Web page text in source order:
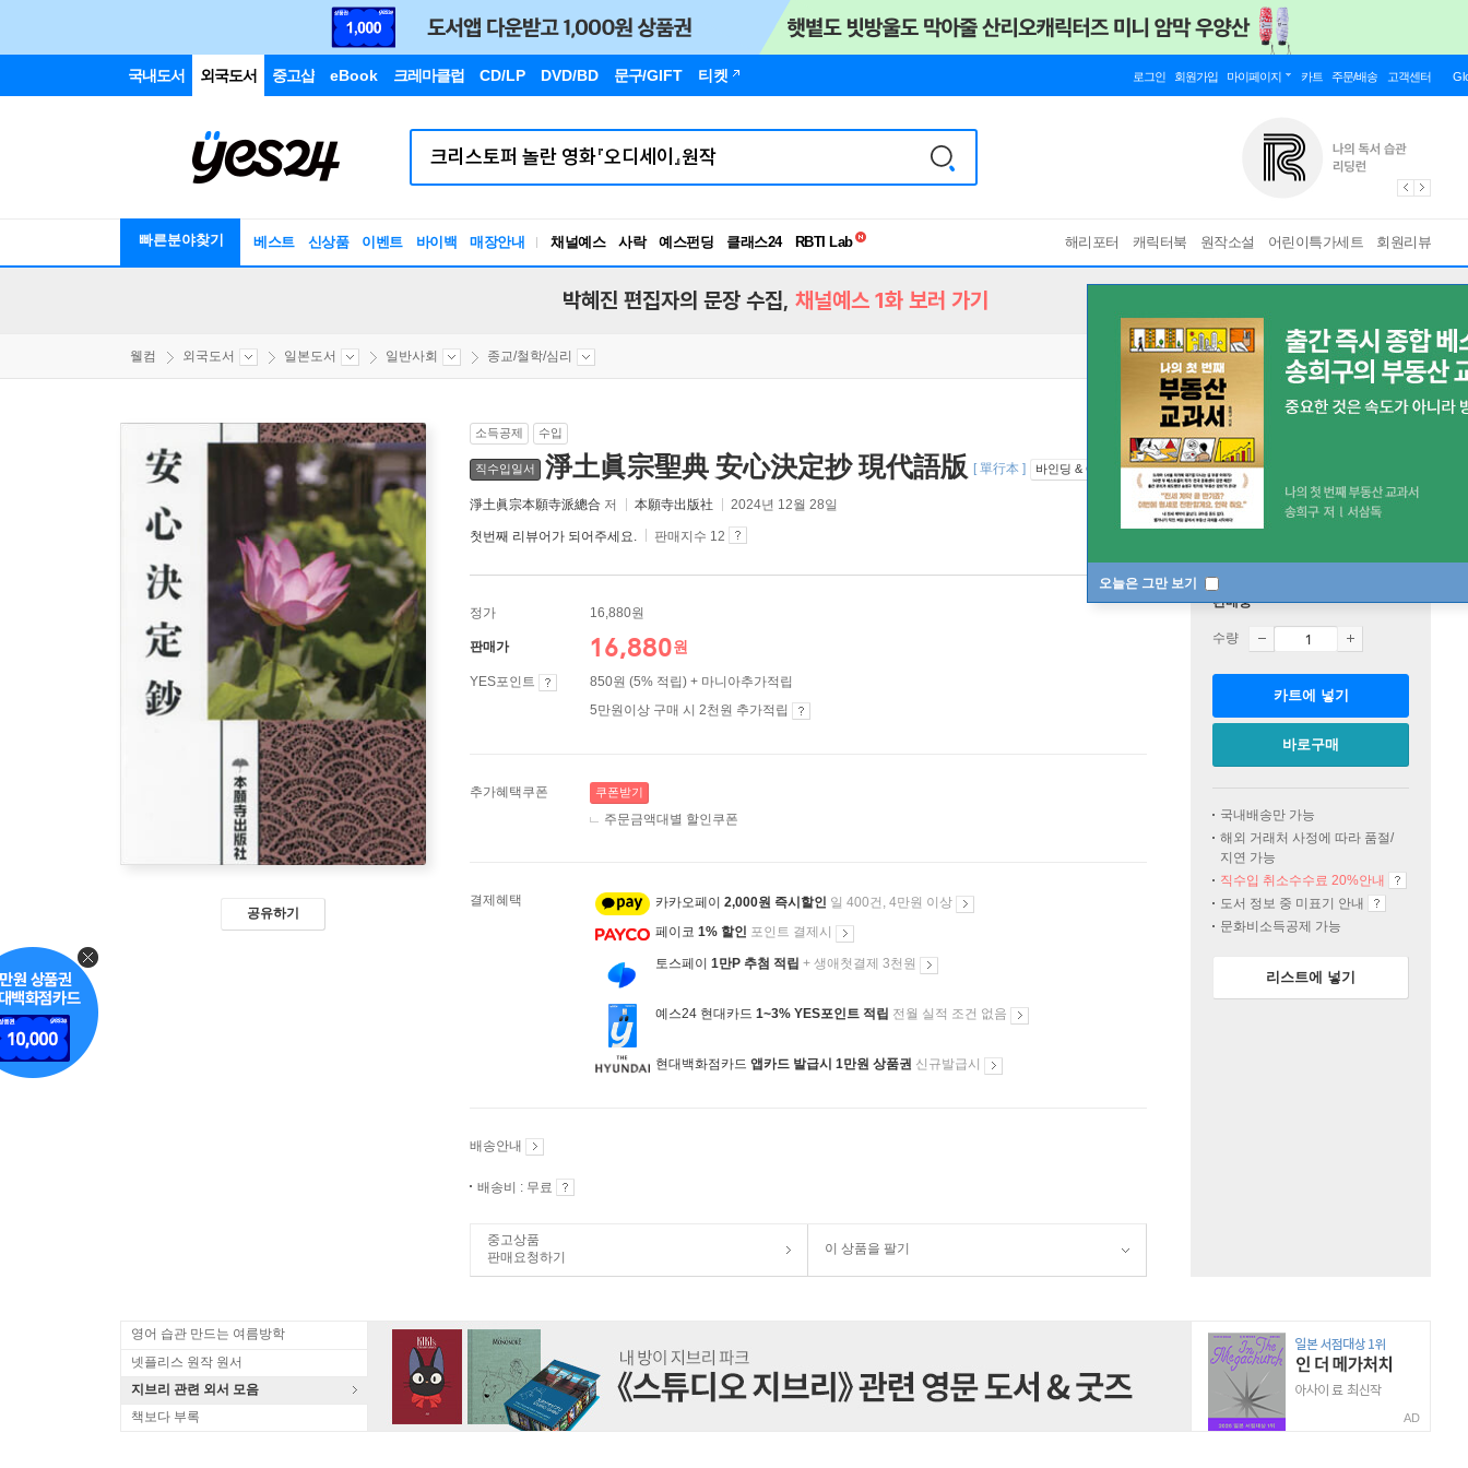
국내도서 외국도서 중고샵 eBook 크레마클럽 CD/LP DVD/BD 문구/GIFT 티켓 로그인 회원가입 마이페이지 카트 주문/배송 고객센터
빠른분야찾기 베스트 신상품 이벤트 바이백 매장안내 채널예스 사락 예스펀딩 클래스24
독서유형검사
해리포터 캐릭터북 원작소설 어린이특가세트 회원리뷰
오늘은 그만 보기
박혜진 편집자의 문장 수집, 채널예스 1화 보러 가기
웰컴 외국도서 일본도서 일반사회 종교/철학/심리
공유하기
소득공제 수입
직수입일서 淨土眞宗聖典 安心決定抄 現代語版 [ 單行本 ] 바인딩 & 에디션 안내
淨土眞宗本願寺派總合 저 本願寺出版社 2024년 12월 28일
첫번째 리뷰어가 되어주세요. 판매지수 12
정가 16,880원
판매가 16,880원
YES포인트
850원 (5% 적립) + 마니아추가적립
5만원이상 구매 시 2천원 추가적립
추가혜택쿠폰 쿠폰받기
주문금액대별 할인쿠폰
결제혜택 카카오페이 2,000원 즉시할인 일 400건, 4만원 이상
페이코 1% 할인 포인트 결제시
토스페이 1만P 추첨 적립 + 생애첫결제 3천원
예스24 현대카드 1~3% YES포인트 적립 전월 실적 조건 없음
현대백화점카드 앱카드 발급시 1만원 상품권 신규발급시
배송안내
배송비 : 무료
중고상품
판매요청하기
이 상품을 팔기
판매중
수량
카트에 넣기
바로구매
국내배송만 가능
해외 거래처 사정에 따라 품절/
지연 가능
직수입 취소수수료 20%안내
도서 정보 중 미표기 안내
문화비소득공제 가능
리스트에 넣기
영어 습관 만드는 여름방학
넷플리스 원작 원서
지브리 관련 외서 모음
책보다 부록
AD